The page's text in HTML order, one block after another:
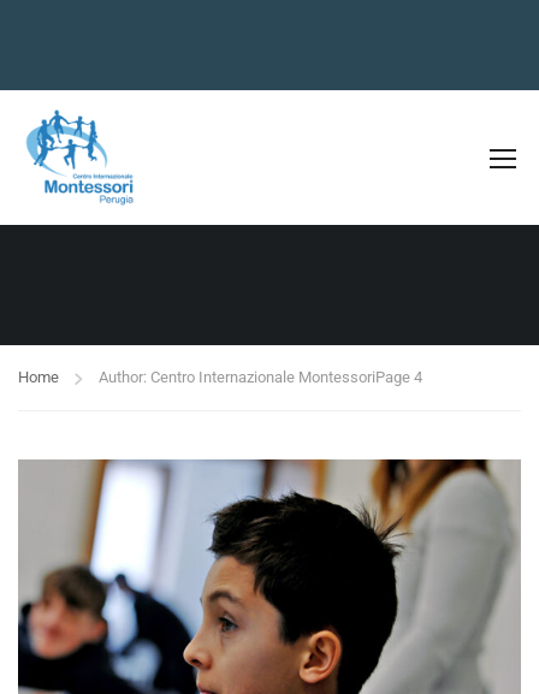
Home Author: Centro Internazionale MontessoriPage 4